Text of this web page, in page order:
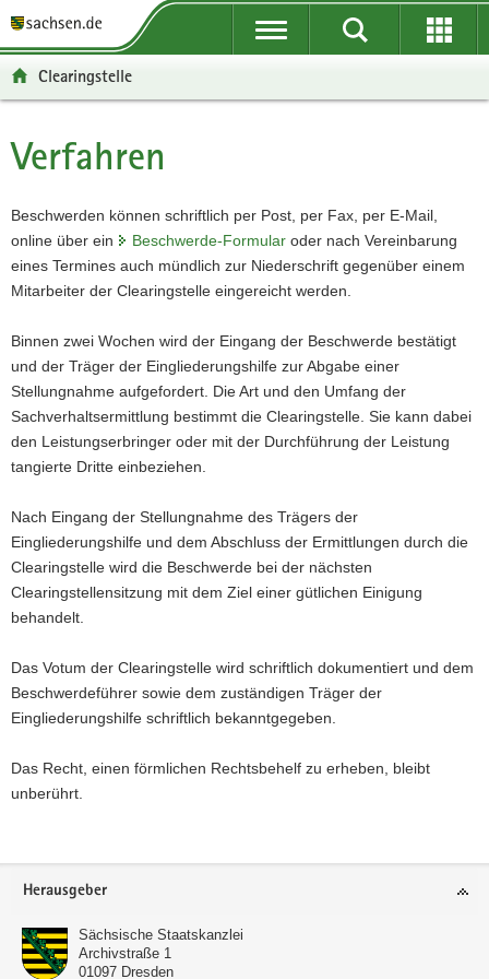
t
ü
e
r
g
r
i
f
e
n
d
e
a
v
i
g
a
i
o
n
t
n
v
i
g
a
i
o
n
p
n
a
l
t
t
-
e
r
e
i
h
Clearingstelle
Hauptinhalt
Verfahren
Beschwerden können schriftlich per Post, per Fax, per E-Mail,
online über ein
Beschwerde-Formular oder nach Vereinbarung
eines Termines auch mündlich zur Niederschrift gegenüber einem
Mitarbeiter der Clearingstelle eingereicht werden.
Binnen zwei Wochen wird der Eingang der Beschwerde bestätigt
und der Träger der Eingliederungshilfe zur Abgabe einer
Stellungnahme aufgefordert. Die Art und den Umfang der
Sachverhaltsermittlung bestimmt die Clearingstelle. Sie kann dabei
den Leistungserbringer oder mit der Durchführung der Leistung
tangierte Dritte einbeziehen.
Nach Eingang der Stellungnahme des Trägers der
Eingliederungshilfe und dem Abschluss der Ermittlungen durch die
Clearingstelle wird die Beschwerde bei der nächsten
Clearingstellensitzung mit dem Ziel einer gütlichen Einigung
behandelt.
Das Votum der Clearingstelle wird schriftlich dokumentiert und dem
Beschwerdeführer sowie dem zuständigen Träger der
Eingliederungshilfe schriftlich bekanntgegeben.
Das Recht, einen förmlichen Rechtsbehelf zu erheben, bleibt
unberührt.
Footer-
Herausgeber
Sächsische Staatskanzlei
Archivstraße 1
01097 Dresden